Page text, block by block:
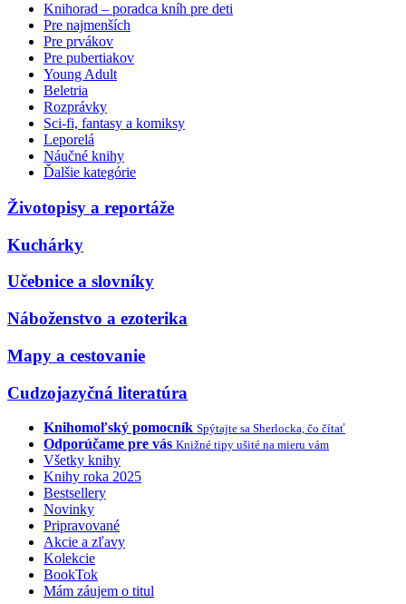
Knihorad – poradca kníh pre deti
Pre najmenších
Pre prvákov
Pre pubertiakov
Young Adult
Beletria
Rozprávky
Sci-fi, fantasy a komiksy
Leporelá
Náučné knihy
Ďalšie kategórie
Životopisy a reportáže
Kuchárky
Učebnice a slovníky
Náboženstvo a ezoterika
Mapy a cestovanie
Cudzojazyčná literatúra
Knihomoľský pomocník Spýtajte sa Sherlocka, čo čítať
Odporúčame pre vás Knižné tipy ušité na mieru vám
Všetky knihy
Knihy roka 2025
Bestsellery
Novinky
Pripravované
Akcie a zľavy
Kolekcie
BookTok
Mám záujem o titul